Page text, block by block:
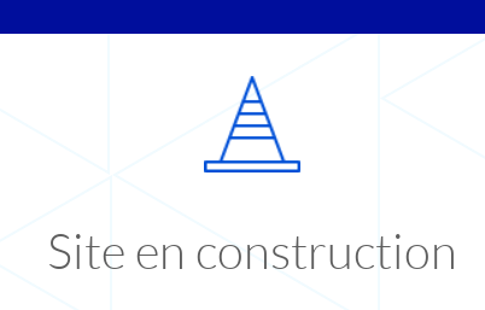
Site en construction